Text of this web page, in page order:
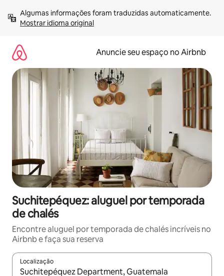
para
Mostrar idioma original
Anuncie seu espaço no Airbnb
Suchitepéquez: aluguel por temporada
de chalés
Encontre aluguel por temporada de chalés incríveis no
Airbnb e faça sua reserva
Localização
Quando os resultados estiverem disponíveis, explore-os